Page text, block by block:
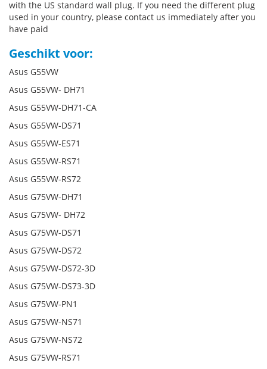
with the US standard wall plug. If you need the different plug
used in your country, please contact us immediately after you
have paid
Geschikt voor:
Asus G55VW
Asus G55VW- DH71
Asus G55VW-DH71-CA
Asus G55VW-DS71
Asus G55VW-ES71
Asus G55VW-RS71
Asus G55VW-RS72
Asus G75VW-DH71
Asus G75VW- DH72
Asus G75VW-DS71
Asus G75VW-DS72
Asus G75VW-DS72-3D
Asus G75VW-DS73-3D
Asus G75VW-PN1
Asus G75VW-NS71
Asus G75VW-NS72
Asus G75VW-RS71